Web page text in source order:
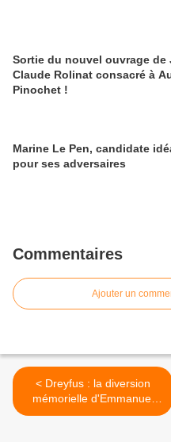
Sortie du nouvel ouvrage de
Claude Rolinat consacré à
Pinochet !
Marine Le Pen, candidate
pour ses adversaires
Commentaires
Ajouter un
< Dreyfus : la diversion
mémorielle d'Emmanuel
Macron